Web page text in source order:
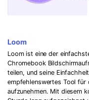
Loom
Loom ist eine der
Chromebook
teilen, und seine
empfehlenswertes Tool für
aufzunehmen. Mit diesem